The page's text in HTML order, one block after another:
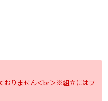
おりません＜br＞※組立にはプ